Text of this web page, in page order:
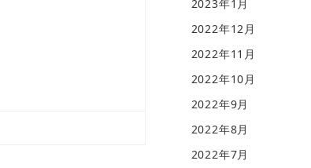
2023年1月
2022年12月
2022年11月
2022年10月
2022年9月
2022年8月
2022年7月